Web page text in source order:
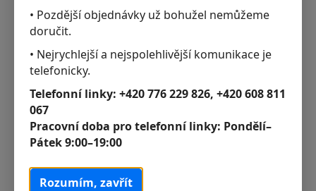
• Pozdější objednávky už bohužel nemůžeme
doručit.
• Nejrychlejší a nejspolehlivější komunikace je
telefonicky.
Telefonní linky: +420 776 229 826, +420 608 811
067
Pracovní doba pro telefonní linky: Pondělí–
Pátek 9:00–19:00
Rozumím, zavřít